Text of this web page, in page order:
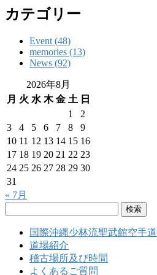
カテゴリー
Event (48)
memories (13)
News (92)
2026年8月
月 火 水 木 金 土 日
1
2
3
4 5 6 7 8
9
10 11 12 13 14 15 16
17 18 19 20 21 22 23
24 25 26 27 28 29 30
31
« 7月
国際沖縄少林流聖武館空手
道場紹介
稽古場所及び時間
よくあるご質問